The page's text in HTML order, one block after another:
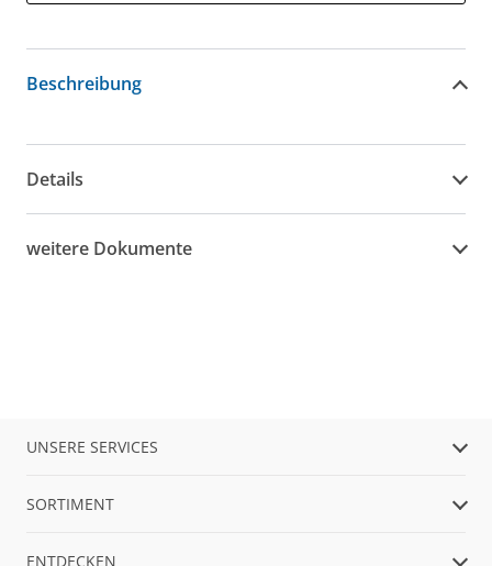
Beschreibung
Details
weitere Dokumente
UNSERE SERVICES
SORTIMENT
ENTDECKEN